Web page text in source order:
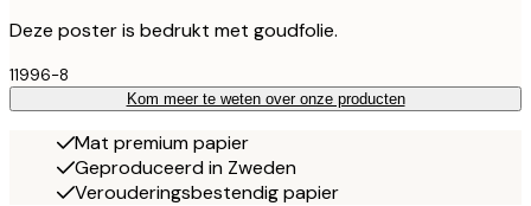
Deze poster is bedrukt met goudfolie.
11996-8
Kom meer te weten over onze producten
Mat premium papier
Geproduceerd in Zweden
Verouderingsbestendig papier